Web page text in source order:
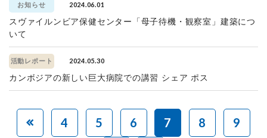
お知らせ 2024.06.01
スヴァイルンビア保健センター「母子待機・観察室」建築につ
いて
活動レポート 2024.05.30
カンボジアの新しい巨大病院での講習 シェア ポス
4 5 6 7 8
9